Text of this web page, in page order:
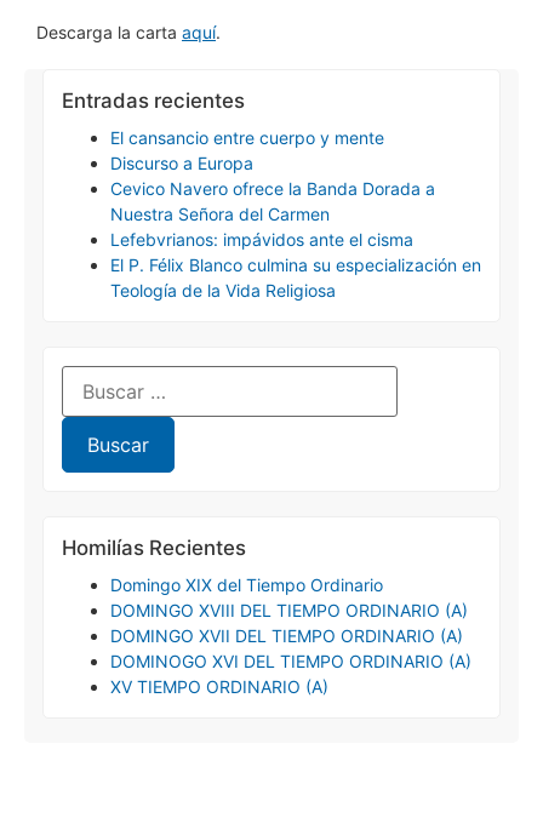
Descarga la carta aquí.
Entradas recientes
El cansancio entre cuerpo y mente
Discurso a Europa
Cevico Navero ofrece la Banda Dorada a
Nuestra Señora del Carmen
Lefebvrianos: impávidos ante el cisma
El P. Félix Blanco culmina su especialización en
Teología de la Vida Religiosa
Homilías Recientes
Domingo XIX del Tiempo Ordinario
DOMINGO XVIII DEL TIEMPO ORDINARIO (A)
DOMINGO XVII DEL TIEMPO ORDINARIO (A)
DOMINOGO XVI DEL TIEMPO ORDINARIO (A)
XV TIEMPO ORDINARIO (A)